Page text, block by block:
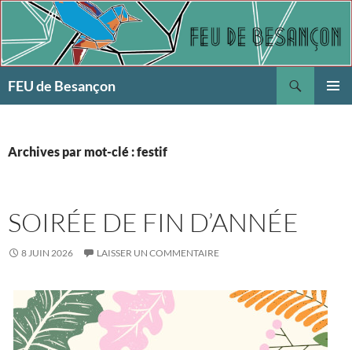
Aller
contenu
FEU de Besançon
Archives par mot-clé : festif
SOIRÉE DE FIN D’ANNÉE
8 JUIN 2026 LAISSER UN COMMENTAIRE